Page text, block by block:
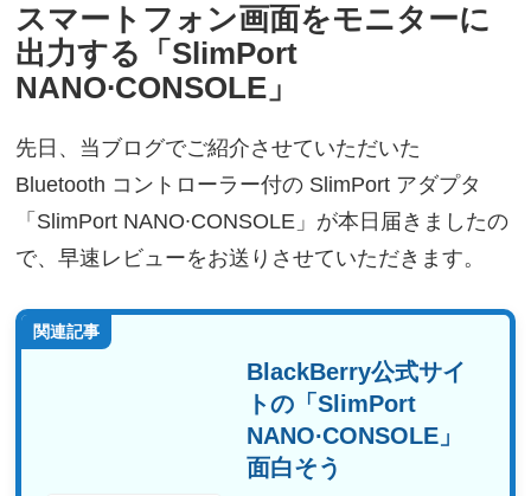
スマートフォン画面をモニターに
出力する「SlimPort
NANO∙CONSOLE」
先日、当ブログでご紹介させていただいた
Bluetooth コントローラー付の SlimPort アダプタ
「SlimPort NANO∙CONSOLE」が本日届きましたの
で、早速レビューをお送りさせていただきます。
関連記事
BlackBerry公式サイ
トの「SlimPort
NANO∙CONSOLE」
面白そう